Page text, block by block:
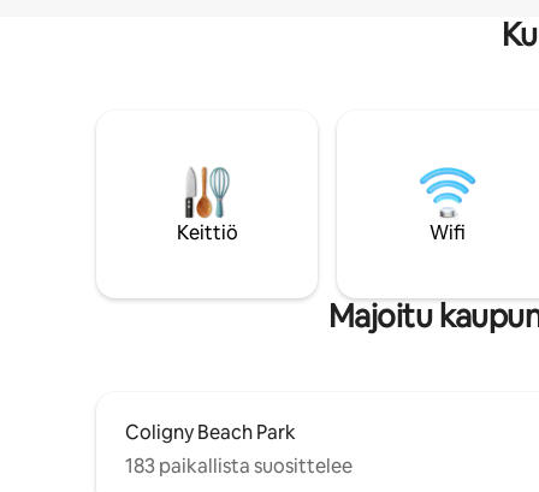
Keittiö Wifi
Majoitu
Coligny Beach Park
183 paikallista suosittelee